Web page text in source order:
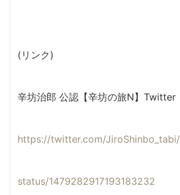
(リンク)
辛坊治郎 公認【辛坊の旅N】Twitter
https://twitter.com/JiroShinbo_tabi/
status/1479282917193183232